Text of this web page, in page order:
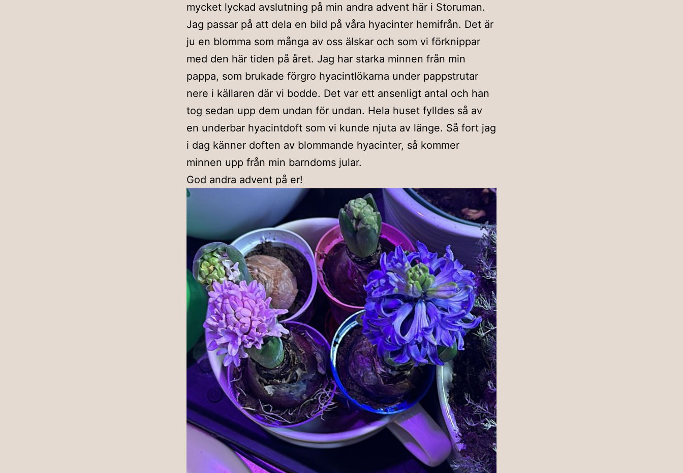
mycket lyckad avslutning på min andra advent här i Storuman.
Jag passar på att dela en bild på våra hyacinter hemifrån. Det är
ju en blomma som många av oss älskar och som vi förknippar
med den här tiden på året. Jag har starka minnen från min
pappa, som brukade förgro hyacintlökarna under pappstrutar
nere i källaren där vi bodde. Det var ett ansenligt antal och han
tog sedan upp dem undan för undan. Hela huset fylldes så av
en underbar hyacintdoft som vi kunde njuta av länge. Så fort jag
i dag känner doften av blommande hyacinter, så kommer
minnen upp från min barndoms jular.
God andra advent på er!